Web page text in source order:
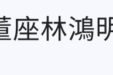
林鴻